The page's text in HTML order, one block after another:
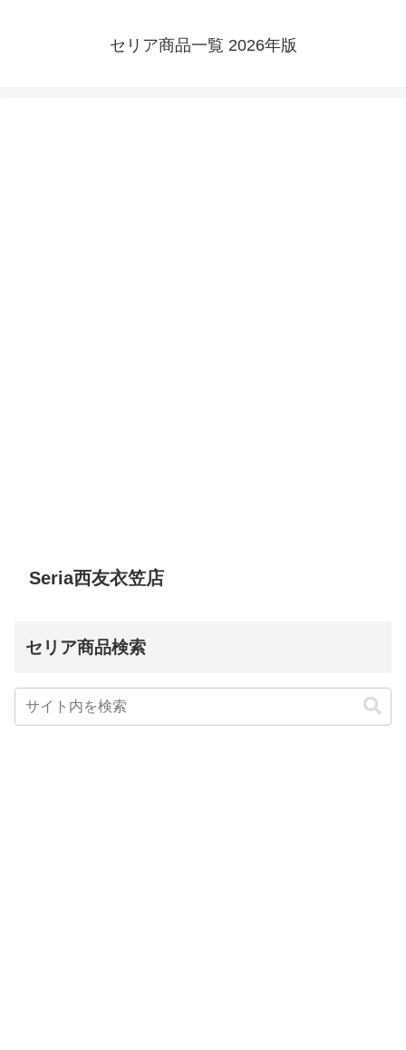
セリア商品一覧 2026年版
Seria西友衣笠店
セリア商品検索